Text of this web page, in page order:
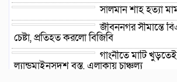
সালমান শাহ হত্যা
জীবননগর সীমান্তে
চেষ্টা, প্রতিহত করলো বিজিবি
গাংনীতে মাটি
ল্যান্ডমাইনসদৃশ বস্তু, এলাকায় চাঞ্চল্য